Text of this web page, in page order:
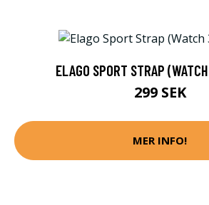
ELAGO SPORT STRAP
299 SEK
MER INFO!